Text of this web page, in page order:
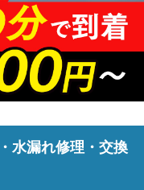
水漏れ修理・交換